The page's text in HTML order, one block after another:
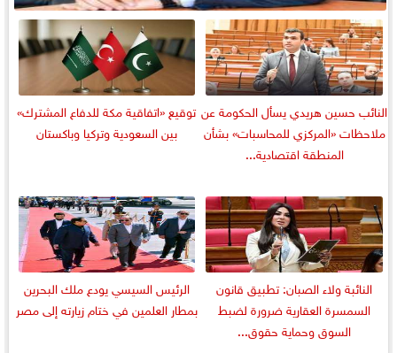
النائب حسين هريدي يسأل الحكومة عن
ملاحظات «المركزي للمحاسبات» بشأن
المنطقة اقتصادية...
توقيع «اتفاقية مكة للدفاع المشترك»
بين السعودية وتركيا وباكستان
النائبة ولاء الصبان: تطبيق قانون
السمسرة العقارية ضرورة لضبط
السوق وحماية حقوق...
الرئيس السيسي يودع ملك البحرين
بمطار العلمين في ختام زيارته إلى مصر